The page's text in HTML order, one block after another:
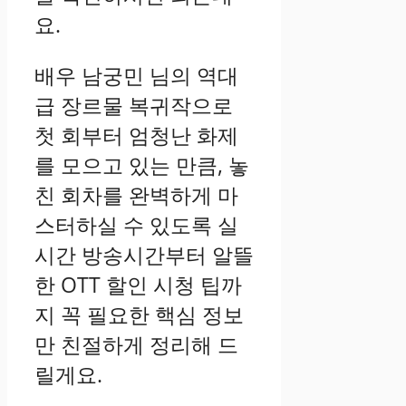
요.
배우 남궁민 님의 역대
급 장르물 복귀작으로
첫 회부터 엄청난 화제
를 모으고 있는 만큼, 놓
친 회차를 완벽하게 마
스터하실 수 있도록 실
시간 방송시간부터 알뜰
한 OTT 할인 시청 팁까
지 꼭 필요한 핵심 정보
만 친절하게 정리해 드
릴게요.